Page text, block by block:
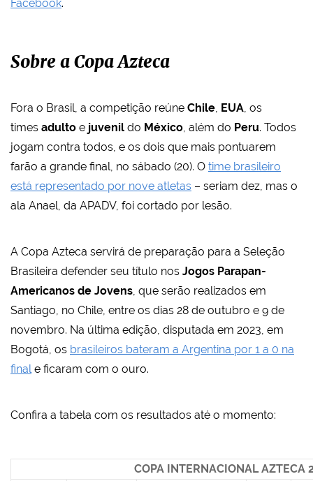
Facebook.
Sobre a Copa Azteca
Fora o Brasil, a competição reúne Chile, EUA, os
times adulto e juvenil do México, além do Peru. Todos
jogam contra todos, e os dois que mais pontuarem
farão a grande final, no sábado (20). O time brasileiro
está representado por nove atletas – seriam dez, mas o
ala Anael, da APADV, foi cortado por lesão.
A Copa Azteca servirá de preparação para a Seleção
Brasileira defender seu título nos Jogos Parapan-
Americanos de Jovens, que serão realizados em
Santiago, no Chile, entre os dias 28 de outubro e 9 de
novembro. Na última edição, disputada em 2023, em
Bogotá, os brasileiros bateram a Argentina por 1 a 0 na
finale ficaram com o ouro.
Confira a tabela com os resultados até o momento:
COPA INTERNACIONAL AZTECA